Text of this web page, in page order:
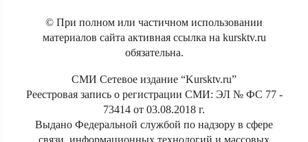
© При полном или частичном использовании
материалов сайта активная ссылка на kursktv.ru
обязательна.
СМИ Сетевое издание “Kursktv.ru”
Реестровая запись о регистрации СМИ: ЭЛ № ФС 77 -
73414 от 03.08.2018 г.
Выдано Федеральной службой по надзору в сфере